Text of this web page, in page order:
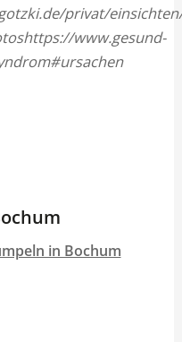
privat/
www.gesund-
in Bochum